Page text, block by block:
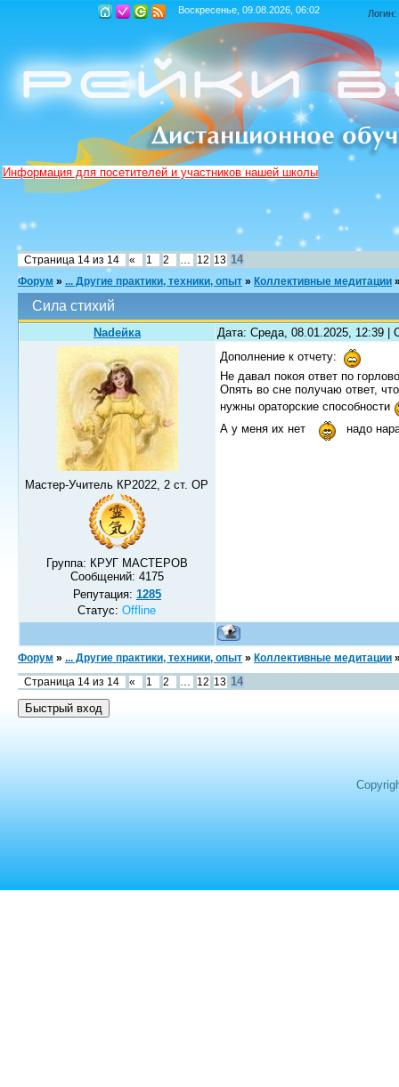
Воскресенье, 09.08.2026, 06:02 Логин:
Информация для посетителей и участников нашей школы
Страница 14 из 14 « 1 2 12 13 14
Форум » ... Другие практики, техники, опыт » Коллективные медитации
Сила стихий
Nadeйка Дата: Среда, 08.01.2025, 12:39 |
Мастер-Учитель КР2022, 2 ст. ОР
Группа: КРУГ МАСТЕРОВ
Сообщений: 4175
Репутация: 1285
Статус:Offline
Дополнение к отчету:
Не давал покоя ответ по
Опять во сне получаю ответ,
нужны ораторские способности
А у меня их нет
надо
Форум » ... Другие практики, техники, опыт » Коллективные медитации
Страница 14 из 14 « 1 2 12 13 14